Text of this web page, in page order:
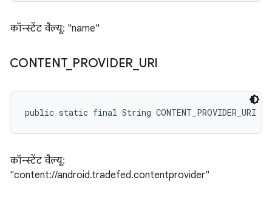
कॉन्स्टेंट वैल्यू: "name"
CONTENT_ PROVIDER URI
public static final String CONTENT_PROVIDER_URI
कॉन्स्टेंट वैल्यू:
"content://android.tradefed.contentprovider"